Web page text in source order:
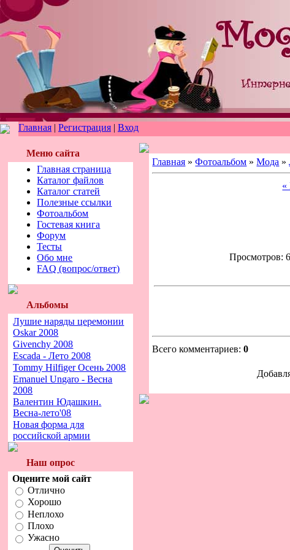
Главная | Регистрация | Вход
Меню сайта
Главная страница
Каталог файлов
Каталог статей
Полезные ссылки
Фотоальбом
Гостевая книга
Форум
Тесты
Обо мне
FAQ (вопрос/ответ)
Альбомы
Лушие наряды церемонии
Oskar 2008
Givenchy 2008
Escada - Лето 2008
Tommy Hilfiger Осень 2008
Emanuel Ungaro - Весна
2008
Валентин Юдашкин.
Весна-лето'08
Новая форма для
российской армии
Наш опрос
Оцените мой сайт
Отлично
Хорошо
Неплохо
Плохо
Ужасно
Главная »Фотоальбом »Мода »
«
Просмотров:
Всего комментариев:0